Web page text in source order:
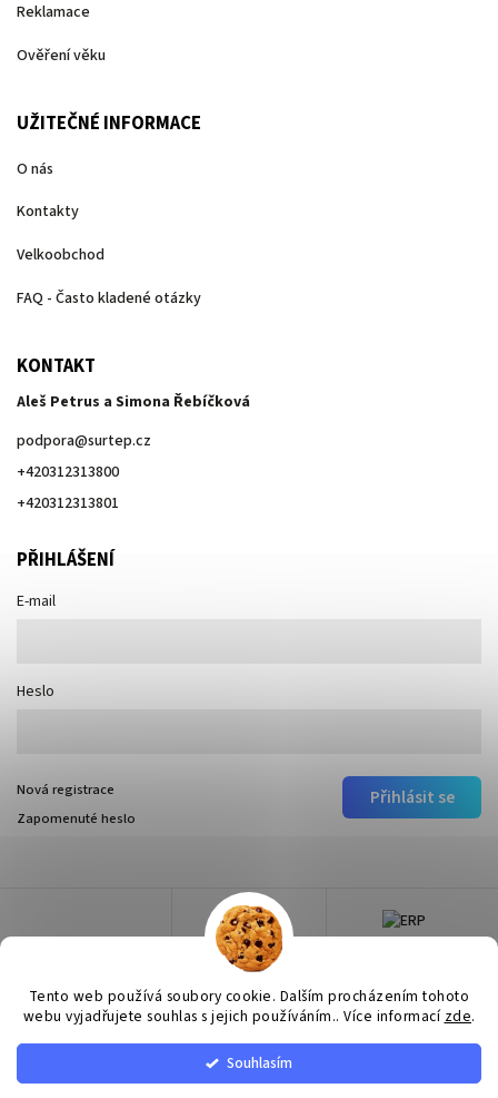
Tento web používá soubory cookie. Dalším procházením tohoto
webu vyjadřujete souhlas s jejich používáním.. Více informací zde.
Souhlasím
Reklamace
Ověření věku
UŽITEČNÉ INFORMACE
O nás
Kontakty
Velkoobchod
FAQ - Často kladené otázky
KONTAKT
Aleš Petrus a Simona Řebíčková
podpora@surtep.cz
+420312313800
+420312313801
PŘIHLÁŠENÍ
E-mail
Heslo
Přihlásit se
Nová registrace
Zapomenuté heslo
Surtep. Všechna práva vyhrazena.